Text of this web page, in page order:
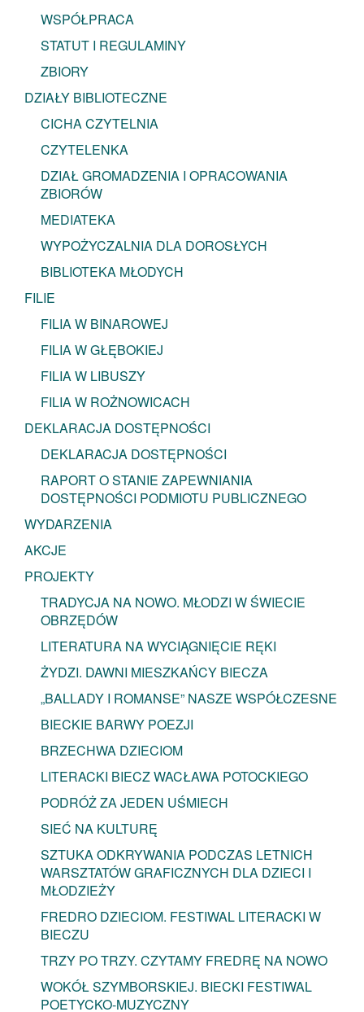
WSPÓŁPRACA
STATUT I REGULAMINY
ZBIORY
DZIAŁY BIBLIOTECZNE
CICHA CZYTELNIA
CZYTELENKA
DZIAŁ GROMADZENIA I OPRACOWANIA
ZBIORÓW
MEDIATEKA
WYPOŻYCZALNIA DLA DOROSŁYCH
BIBLIOTEKA MŁODYCH
FILIE
FILIA W BINAROWEJ
FILIA W GŁĘBOKIEJ
FILIA W LIBUSZY
FILIA W ROŻNOWICACH
DEKLARACJA DOSTĘPNOŚCI
DEKLARACJA DOSTĘPNOŚCI
RAPORT O STANIE ZAPEWNIANIA
DOSTĘPNOŚCI PODMIOTU PUBLICZNEGO
WYDARZENIA
AKCJE
PROJEKTY
TRADYCJA NA NOWO. MŁODZI W ŚWIECIE
OBRZĘDÓW
LITERATURA NA WYCIĄGNIĘCIE RĘKI
ŻYDZI. DAWNI MIESZKAŃCY BIECZA
„BALLADY I ROMANSE” NASZE WSPÓŁCZESNE
BIECKIE BARWY POEZJI
BRZECHWA DZIECIOM
LITERACKI BIECZ WACŁAWA POTOCKIEGO
PODRÓŻ ZA JEDEN UŚMIECH
SIEĆ NA KULTURĘ
SZTUKA ODKRYWANIA PODCZAS LETNICH
WARSZTATÓW GRAFICZNYCH DLA DZIECI I
MŁODZIEŻY
FREDRO DZIECIOM. FESTIWAL LITERACKI W
BIECZU
TRZY PO TRZY. CZYTAMY FREDRĘ NA NOWO
WOKÓŁ SZYMBORSKIEJ. BIECKI FESTIWAL
POETYCKO-MUZYCZNY